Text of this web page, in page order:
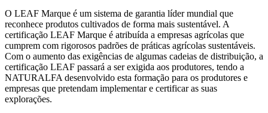
O LEAF Marque é um sistema de garantia líder mundial que
reconhece produtos cultivados de forma mais sustentável. A
certificação LEAF Marque é atribuída a empresas agrícolas que
cumprem com rigorosos padrões de práticas agrícolas sustentáveis.
Com o aumento das exigências de algumas cadeias de distribuição, a
certificação LEAF passará a ser exigida aos produtores, tendo a
NATURALFA desenvolvido esta formação para os produtores e
empresas que pretendam implementar e certificar as suas
explorações.